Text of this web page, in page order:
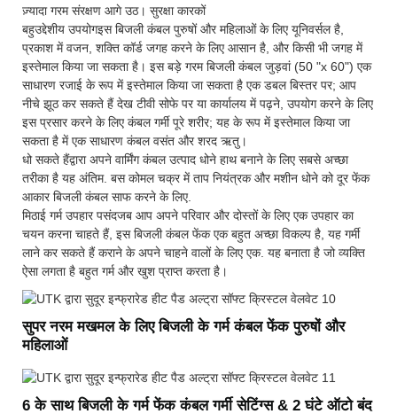
ज़्यादा गरम संरक्षण आगे उठ। सुरक्षा कारकों
बहुउद्देशीय उपयोगइस बिजली कंबल पुरुषों और महिलाओं के लिए यूनिवर्सल है,
प्रकाश में वजन, शक्ति कॉर्ड जगह करने के लिए आसान है, और किसी भी जगह में
इस्तेमाल किया जा सकता है। इस बड़े गरम बिजली कंबल जुड़वां (50 "x 60") एक
साधारण रजाई के रूप में इस्तेमाल किया जा सकता है एक डबल बिस्तर पर; आप
नीचे झूठ कर सकते हैं देख टीवी सोफे पर या कार्यालय में पढ़ने, उपयोग करने के लिए
इस प्रसार करने के लिए कंबल गर्मी पूरे शरीर; यह के रूप में इस्तेमाल किया जा
सकता है में एक साधारण कंबल वसंत और शरद ऋतु।
धो सकते हैंद्वारा अपने वार्मिंग कंबल उत्पाद धोने हाथ बनाने के लिए सबसे अच्छा
तरीका है यह अंतिम. बस कोमल चक्र में ताप नियंत्रक और मशीन धोने को दूर फेंक
आकार बिजली कंबल साफ करने के लिए.
मिठाई गर्म उपहार पसंदजब आप अपने परिवार और दोस्तों के लिए एक उपहार का
चयन करना चाहते हैं, इस बिजली कंबल फेंक एक बहुत अच्छा विकल्प है, यह गर्मी
लाने कर सकते हैं कराने के अपने चाहने वालों के लिए एक. यह बनाता है जो व्यक्ति
ऐसा लगता है बहुत गर्म और खुश प्राप्त करता है।
सुपर नरम मखमल के लिए बिजली के गर्म कंबल फेंक पुरुषों और
महिलाओं
6 के साथ बिजली के गर्म फेंक कंबल गर्मी सेटिंग्स & 2 घंटे ऑटो बंद